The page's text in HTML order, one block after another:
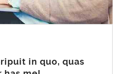
in quo, quas